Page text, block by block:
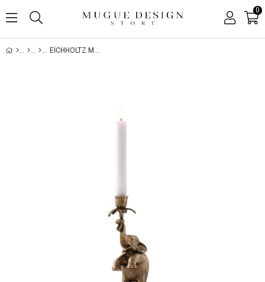
0
EICHHOLTZ MUMLUK NAIROBI